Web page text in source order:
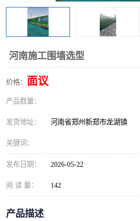
河南施工围墙选型
价格： 面议
产品数量：
发货地址： 河南省郑州新郑市龙湖镇
关键词：
发布日期： 2026-05-22
阅 读 量： 142
产品描述